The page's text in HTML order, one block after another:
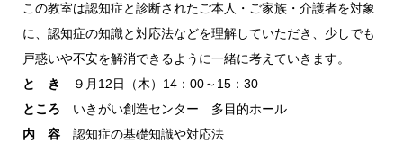
この教室は認知症と診断されたご本人・ご家族・介護者を対象
に、認知症の知識と対応法などを理解していただき、少しでも
戸惑いや不安を解消できるように一緒に考えていきます。
と き
９月12日（木）14：00～15：30
ところ いきがい創造センター 多目的ホール
内 容 認知症の基礎知識や対応法